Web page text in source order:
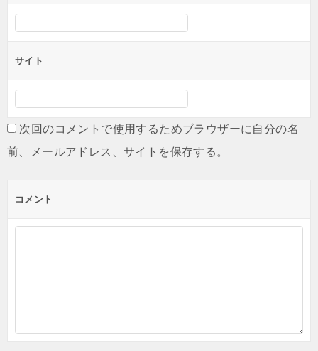
サイト
次回のコメントで使用するためブラウザーに自分の名
前、メールアドレス、サイトを保存する。
コメント